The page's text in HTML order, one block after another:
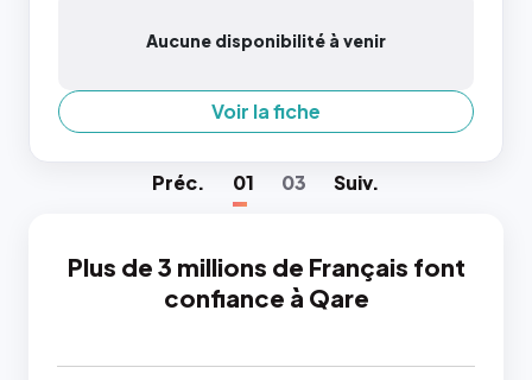
Aucune disponibilité à venir
Voir la fiche
Préc. 01 03 Suiv.
Plus de 3 millions de Français font
confiance à Qare